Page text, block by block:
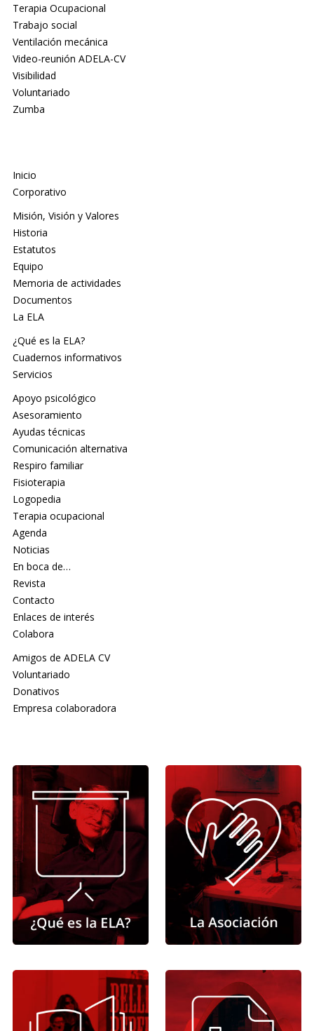
Terapia Ocupacional
Trabajo social
Ventilación mecánica
Video-reunión ADELA-CV
Visibilidad
Voluntariado
Zumba
Inicio
Corporativo
Misión, Visión y Valores
Historia
Estatutos
Equipo
Memoria de actividades
Documentos
La ELA
¿Qué es la ELA?
Cuadernos informativos
Servicios
Apoyo psicológico
Asesoramiento
Ayudas técnicas
Comunicación alternativa
Respiro familiar
Fisioterapia
Logopedia
Terapia ocupacional
Agenda
Noticias
En boca de…
Revista
Contacto
Enlaces de interés
Colabora
Amigos de ADELA CV
Voluntariado
Donativos
Empresa colaboradora